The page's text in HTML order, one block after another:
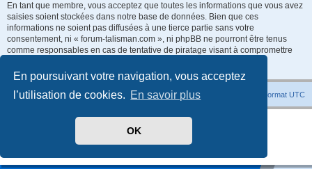
En poursuivant votre navigation, vous acceptez
l’utilisation de cookies. En savoir plus
OK
En tant que membre, vous acceptez que toutes les informations que vous avez
saisies soient stockées dans notre base de données. Bien que ces
informations ne soient pas diffusées à une tierce partie sans votre
consentement, ni « forum-talisman.com », ni phpBB ne pourront être tenus
comme responsables en cas de tentative de piratage visant à compromettre
Index du forum Heures au format UTC
Développé par
® Forum Software © phpBB Limited
Traduit par
Mazeltof